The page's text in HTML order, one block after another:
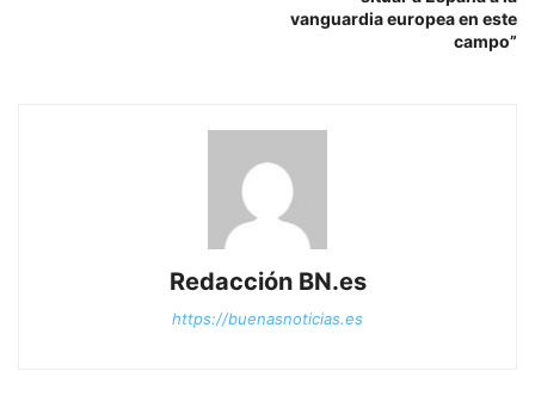
vanguardia europea en este
campo”
Redacción BN.es
https://buenasnoticias.es